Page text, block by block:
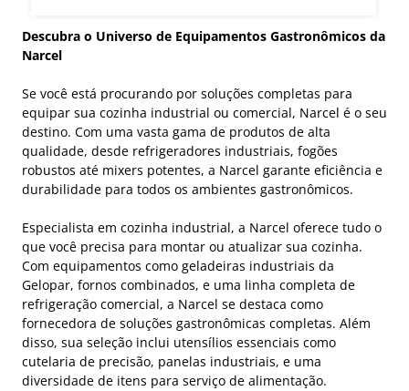
Descubra o Universo de Equipamentos Gastronômicos da
Narcel
Se você está procurando por soluções completas para
equipar sua cozinha industrial ou comercial, Narcel é o seu
destino. Com uma vasta gama de produtos de alta
qualidade, desde refrigeradores industriais, fogões
robustos até mixers potentes, a Narcel garante eficiência e
durabilidade para todos os ambientes gastronômicos.
Especialista em cozinha industrial, a Narcel oferece tudo o
que você precisa para montar ou atualizar sua cozinha.
Com equipamentos como geladeiras industriais da
Gelopar, fornos combinados, e uma linha completa de
refrigeração comercial, a Narcel se destaca como
fornecedora de soluções gastronômicas completas. Além
disso, sua seleção inclui utensílios essenciais como
cutelaria de precisão, panelas industriais, e uma
diversidade de itens para serviço de alimentação.